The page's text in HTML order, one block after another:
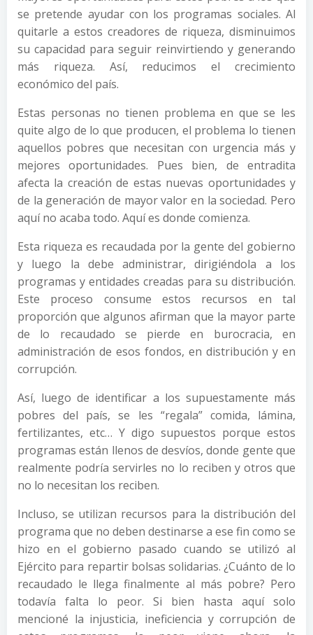
se pretende ayudar con los programas sociales. Al
quitarle a estos creadores de riqueza, disminuimos
su capacidad para seguir reinvirtiendo y generando
más riqueza. Así, reducimos el crecimiento
económico del país.
Estas personas no tienen problema en que se les
quite algo de lo que producen, el problema lo tienen
aquellos pobres que necesitan con urgencia más y
mejores oportunidades. Pues bien, de entradita
afecta la creación de estas nuevas oportunidades y
de la generación de mayor valor en la sociedad. Pero
aquí no acaba todo. Aquí es donde comienza.
Esta riqueza es recaudada por la gente del gobierno
y luego la debe administrar, dirigiéndola a los
programas y entidades creadas para su distribución.
Este proceso consume estos recursos en tal
proporción que algunos afirman que la mayor parte
de lo recaudado se pierde en burocracia, en
administración de esos fondos, en distribución y en
corrupción.
Así, luego de identificar a los supuestamente más
pobres del país, se les “regala” comida, lámina,
fertilizantes, etc… Y digo supuestos porque estos
programas están llenos de desvíos, donde gente que
realmente podría servirles no lo reciben y otros que
no lo necesitan los reciben.
Incluso, se utilizan recursos para la distribución del
programa que no deben destinarse a ese fin como se
hizo en el gobierno pasado cuando se utilizó al
Ejército para repartir bolsas solidarias. ¿Cuánto de lo
recaudado le llega finalmente al más pobre? Pero
todavía falta lo peor. Si bien hasta aquí solo
mencioné la injusticia, ineficiencia y corrupción de